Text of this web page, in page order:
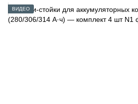
ВИДЕО